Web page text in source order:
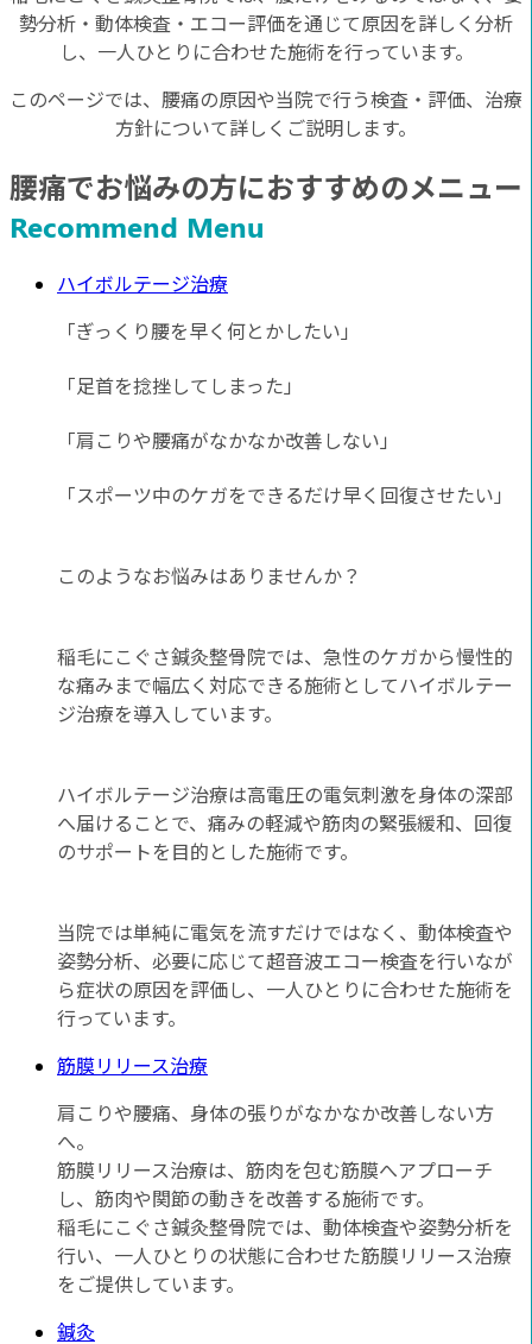
勢分析・動体検査・エコー評価を通じて原因を詳しく分析
し、一人ひとりに合わせた施術を行っています。
このページでは、腰痛の原因や当院で行う検査・評価、治療
方針について詳しくご説明します。
腰痛でお悩みの方におすすめのメニュー
Recommend Menu
ハイボルテージ治療
「ぎっくり腰を早く何とかしたい」
「足首を捻挫してしまった」
「肩こりや腰痛がなかなか改善しない」
「スポーツ中のケガをできるだけ早く回復させたい」
このようなお悩みはありませんか？
稲毛にこぐさ鍼灸整骨院では、急性のケガから慢性的
な痛みまで幅広く対応できる施術としてハイボルテー
ジ治療を導入しています。
ハイボルテージ治療は高電圧の電気刺激を身体の深部
へ届けることで、痛みの軽減や筋肉の緊張緩和、回復
のサポートを目的とした施術です。
当院では単純に電気を流すだけではなく、動体検査や
姿勢分析、必要に応じて超音波エコー検査を行いなが
ら症状の原因を評価し、一人ひとりに合わせた施術を
行っています。
筋膜リリース治療
肩こりや腰痛、身体の張りがなかなか改善しない方
へ。
筋膜リリース治療は、筋肉を包む筋膜へアプローチ
し、筋肉や関節の動きを改善する施術です。
稲毛にこぐさ鍼灸整骨院では、動体検査や姿勢分析を
行い、一人ひとりの状態に合わせた筋膜リリース治療
をご提供しています。
鍼灸